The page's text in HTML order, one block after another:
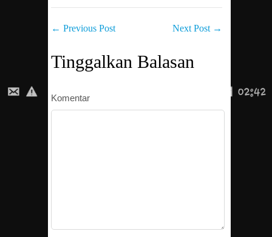
← Previous Post Next Post →
Tinggalkan Balasan
Komentar